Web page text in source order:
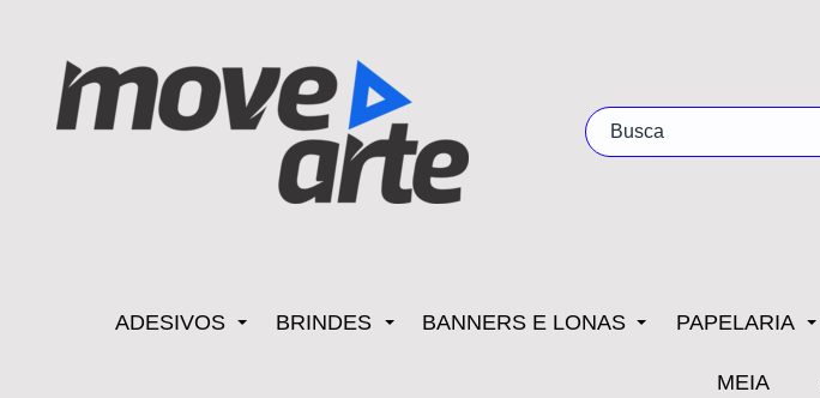
ADESIVOS BRINDES BANNERS E LONAS PAPELARIA
MEIA